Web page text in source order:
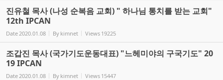
진유철 목사 (나성 순복음 교회) " 하나님 통치를 받는 교회"
12th IPCAN
Date 2020.01.08 By kimnet Views 19225
조갑진 목사 (국가기도운동대표) "느헤미야의 구국기도" 20
19 IPCAN
Date 2020.01.08 By kimnet Views 15447